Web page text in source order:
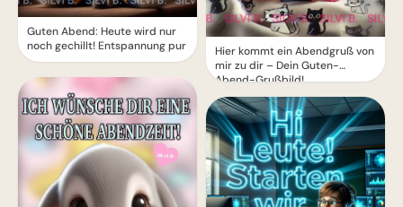
Guten Abend: Heute wird nur
noch gechillt! Entspannung pur
Hier kommt ein Abendgruß von
mir zu dir – Dein Guten-
Abend-Grußbild!